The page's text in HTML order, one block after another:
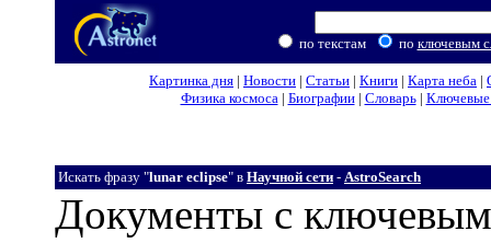
по текстам по ключевым
Картинка дня | Новости | Статьи | Книги | Карта неба |
Физика космоса| Биографии| Словарь| Ключевые
Искать фразу "lunar eclipse" в Научной сети - AstroSearch
Документы с